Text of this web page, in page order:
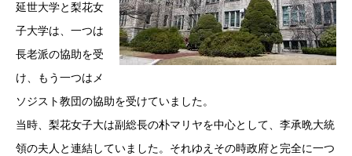
延世大学と梨花女
子大学は、一つは
長老派の協助を受
け、もう一つはメ
ソジスト教団の協助を受けていました。
当時、梨花女子大は副総長の朴マリヤを中心として、李承晩大統
領の夫人と連結していました。それゆえその時政府と完全に一つ